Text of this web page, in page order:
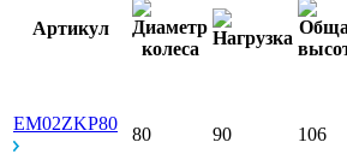
Артикул
EM02ZKP80
80 90 106